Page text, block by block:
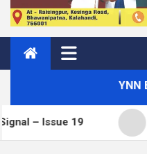
YNN
How to Display